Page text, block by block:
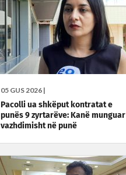
05 GUS 2026 |
Pacolli ua shkëput kontratat e
punës 9 zyrtarëve: Kanë munguar
vazhdimisht në punë